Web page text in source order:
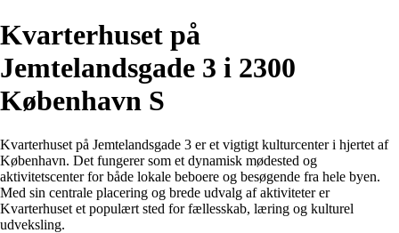
Kvarterhuset på
Jemtelandsgade 3 i 2300
København S
Kvarterhuset på Jemtelandsgade 3 er et vigtigt kulturcenter i hjertet af
København. Det fungerer som et dynamisk mødested og
aktivitetscenter for både lokale beboere og besøgende fra hele byen.
Med sin centrale placering og brede udvalg af aktiviteter er
Kvarterhuset et populært sted for fællesskab, læring og kulturel
udveksling.